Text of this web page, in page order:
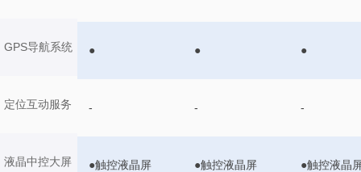
GPS导航系统
定位互动服务
液晶中控大屏
● ● ●
- - -
●触控液晶屏 ●触控液晶屏 ●触控液晶